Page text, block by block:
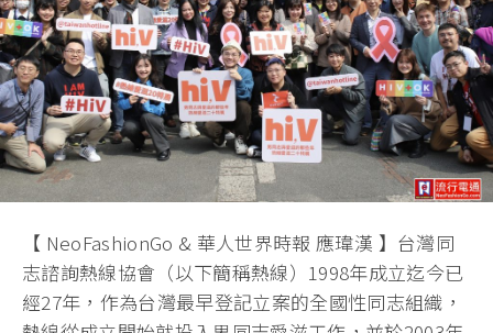
【 NeoFashionGo & 華人世界時報 應瑋漢 】台灣同
志諮詢熱線協會（以下簡稱熱線）1998年成立迄今已
經27年，作為台灣最早登記立案的全國性同志組織，